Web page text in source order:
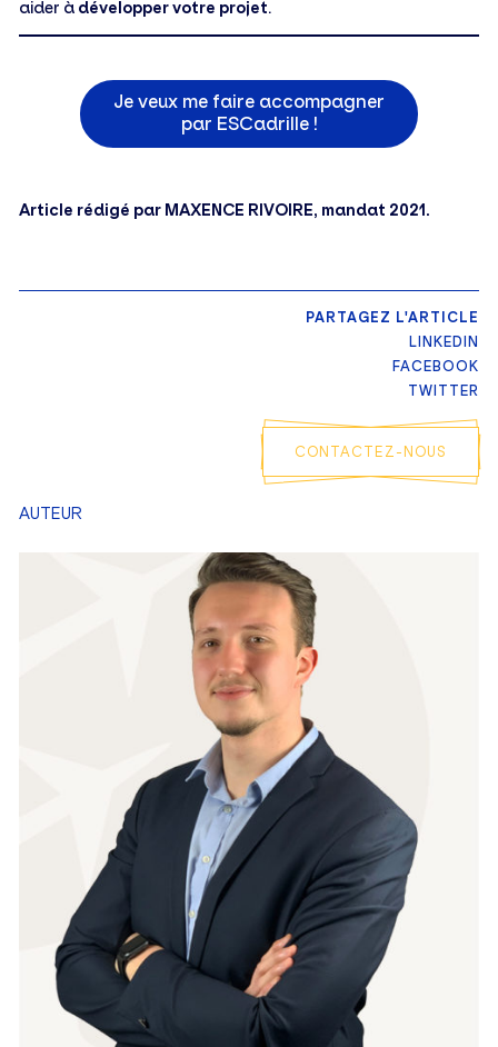
aider à développer votre projet.
Je veux me faire accompagner
par ESCadrille !
Article rédigé par MAXENCE RIVOIRE, mandat 2021.
PARTAGEZ L'ARTICLE
LINKEDIN
FACEBOOK
TWITTER
CONTACTEZ-NOUS
AUTEUR